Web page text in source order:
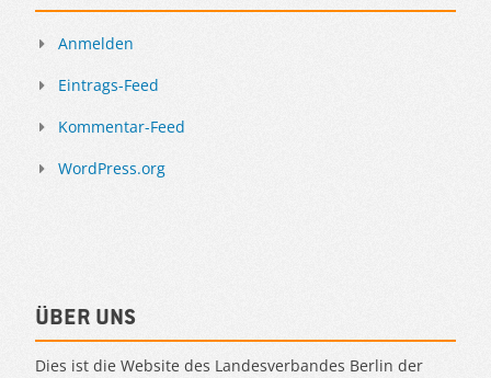
Anmelden
Eintrags-Feed
Kommentar-Feed
WordPress.org
Über uns
Dies ist die Website des Landesverbandes Berlin der